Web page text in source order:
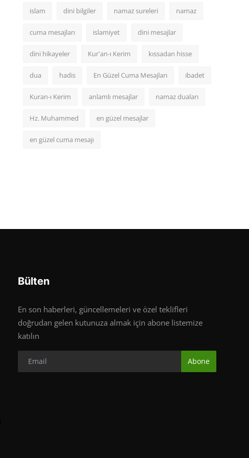
islam dini bilgiler namaz sureleri namaz
cuma mesajları islamiyet dini mesajlar
dini hikayeler Kur'an-ı Kerim kıssadan hisse
dua hadis En Güzel Cuma Mesajları ibadet
Kuran-ı Kerim anlamlı mesajlar namaz duaları
Hz. Muhammed en güzel mesajlar
en güzel cuma mesajı
Bülten
En son haberleri, güncellemeleri ve özel teklifleri
doğrudan gelen kutunuza almak için abone listemize
katılın
Abone